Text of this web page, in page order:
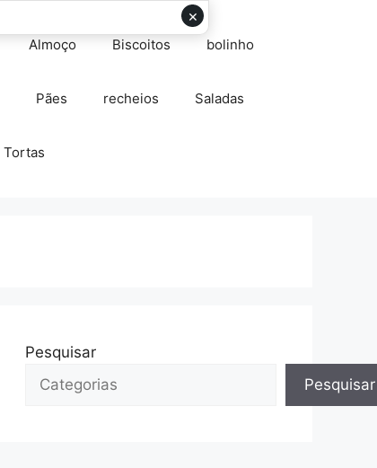
Almoço Biscoitos bolinho
Pães recheios Saladas
Tortas
Pesquisar
Pesquisar
×